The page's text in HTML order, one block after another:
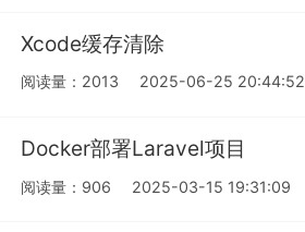
Xcode缓存清除
阅读量：2013 2025-06-25 20:44:52
Docker部署Laravel项目
阅读量：906 2025-03-15 19:31:09